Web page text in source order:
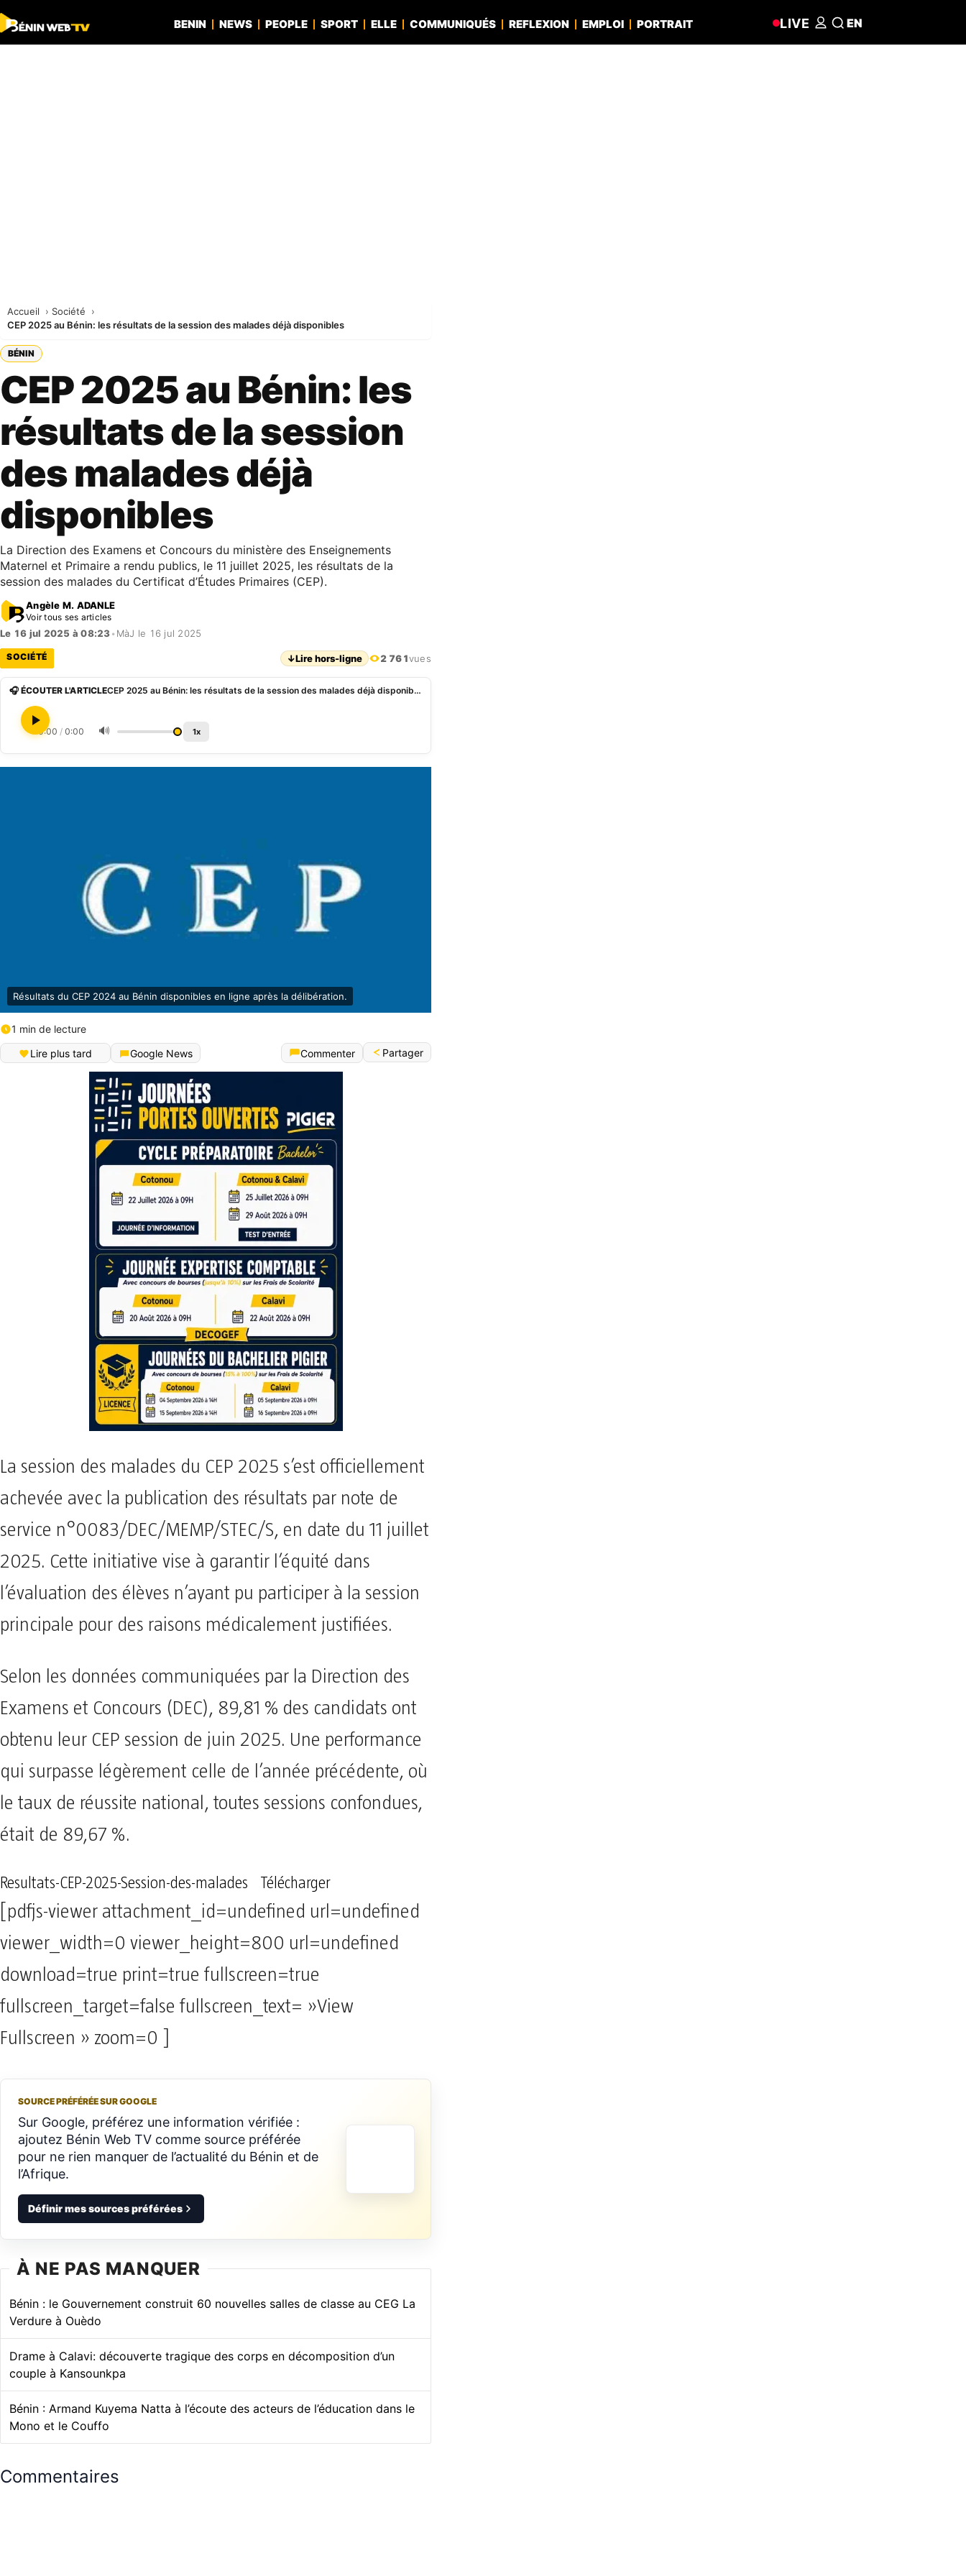
BENIN NEWS PEOPLE SPORT ELLE COMMUNIQUÉS REFLEXION EMPLOI PORTRAIT LIVE EN
Accueil
Société
CEP 2025 au Bénin: les résultats de la session des malades déjà disponibles
BÉNIN
CEP 2025 au Bénin: les
résultats de la session
des malades déjà
disponibles
La Direction des Examens et Concours du ministère des Enseignements
Maternel et Primaire a rendu publics, le 11 juillet 2025, les résultats de la
session des malades du Certificat d’Études Primaires (CEP).
Angèle M. ADANLE
Voir tous ses articles
Le 16 jul 2025 à 08:23• MàJ le 16 jul 2025
SOCIÉTÉ ↓Lire hors-ligne 2 761vues
🎧 ÉCOUTER L'ARTICLE CEP 2025 au Bénin: les résultats de la session des malades déjà disponibles
0:00 / 0:00 🔊 1x
Résultats du CEP 2024 au Bénin disponibles en ligne après la délibération.
1 min de lecture
Lire plus tard
Google News Commenter Partager
La session des malades du CEP 2025 s’est officiellement
achevée avec la publication des résultats par note de
service n°0083/DEC/MEMP/STEC/S, en date du 11 juillet
2025. Cette initiative vise à garantir l’équité dans
l’évaluation des élèves n’ayant pu participer à la session
principale pour des raisons médicalement justifiées.
Selon les données communiquées par la Direction des
Examens et Concours (DEC), 89,81 % des candidats ont
obtenu leur CEP session de juin 2025. Une performance
qui surpasse légèrement celle de l’année précédente, où
le taux de réussite national, toutes sessions confondues,
était de 89,67 %.
Resultats-CEP-2025-Session-des-malades Télécharger
[pdfjs-viewer attachment_id=undefined url=undefined
viewer_width=0 viewer_height=800 url=undefined
download=true print=true fullscreen=true
fullscreen_target=false fullscreen_text= »View
Fullscreen » zoom=0 ]
SOURCE PRÉFÉRÉE SUR GOOGLE
Sur Google, préférez une information vérifiée :
ajoutez Bénin Web TV comme source préférée
pour ne rien manquer de l’actualité du Bénin et de
l’Afrique.
Définir mes sources préférées
À NE PAS MANQUER
Bénin : le Gouvernement construit 60 nouvelles salles de classe au CEG La
Verdure à Ouèdo
Drame à Calavi: découverte tragique des corps en décomposition d’un
couple à Kansounkpa
Bénin : Armand Kuyema Natta à l’écoute des acteurs de l’éducation dans le
Mono et le Couffo
Commentaires